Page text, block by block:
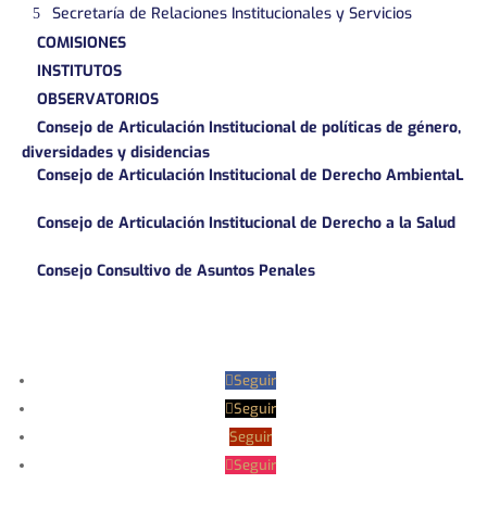
Secretaría de Relaciones Institucionales y Servicios
COMISIONES
INSTITUTOS
OBSERVATORIOS
Consejo de Articulación Institucional de políticas de género,
diversidades y disidencias
Consejo de Articulación Institucional de Derecho AmbientaL
Consejo de Articulación Institucional de Derecho a la Salud
Consejo Consultivo de Asuntos Penales
Seguir
Seguir
Seguir
Seguir